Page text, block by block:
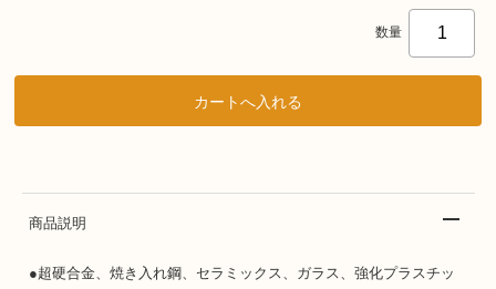
数量
商品説明
●超硬合金、焼き入れ鋼、セラミックス、ガラス、強化プラスチッ